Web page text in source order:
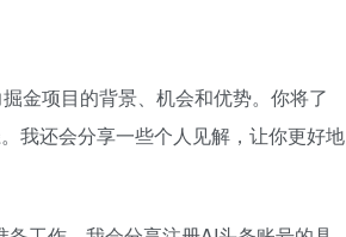
金项目的背景、机会和优势。你将了
我还会分享一些个人见解，让你更好地